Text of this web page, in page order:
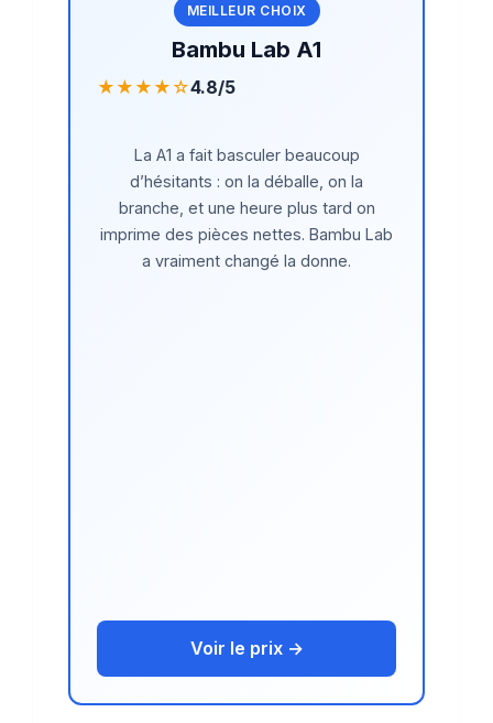
MEILLEUR CHOIX
Bambu Lab A1
★★★★☆4.8/5
La A1 a fait basculer beaucoup
d’hésitants : on la déballe, on la
branche, et une heure plus tard on
imprime des pièces nettes. Bambu Lab
a vraiment changé la donne.
Voir le prix →